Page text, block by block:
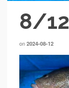
8/12
on 2024-08-12